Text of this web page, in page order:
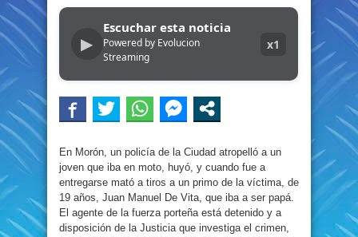
▶
Escuchar esta noticia
Powered by Evolucion
Streaming
x1
En Morón, un policía de la Ciudad atropelló a un
joven que iba en moto, huyó, y cuando fue a
entregarse mató a tiros a un primo de la víctima, de
19 años, Juan Manuel De Vita, que iba a ser papá.
El agente de la fuerza porteña está detenido y a
disposición de la Justicia que investiga el crimen,